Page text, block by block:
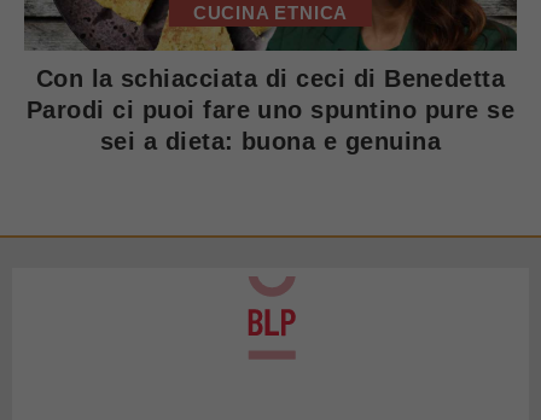
CUCINA ETNICA
Con la schiacciata di ceci di Benedetta
Parodi ci puoi fare uno spuntino pure se
sei a dieta: buona e genuina